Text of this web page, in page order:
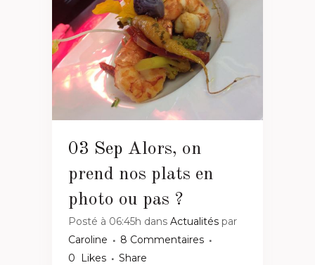
03 Sep Alors, on
prend nos plats en
photo ou pas ?
Posté à 06:45h dans Actualités par
Caroline
8 Commentaires
0
Likes Share